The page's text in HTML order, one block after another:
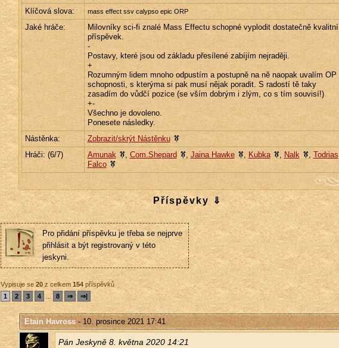
Klíčová slova:
mass effect ssv calypso epic ORP
Jaké hráče:
Milovníky sci-fi znalé Mass Effectu schopné vyplodit dostatečně kvalitní
příspěvek.
-
Postavy, které jsou od základu přesílené zabíjím nejraději.
+
Rozumným lidem mnoho odpustím a postupně na ně naopak uvalím OP
schopnosti, s kterýma si pak musí nějak poradit. S radostí tě taky
zasadím do vůdčí pozice (se vším dobrým i zlým, co s tím souvisí!)
+-
Všechno je dovoleno.
Ponesete následky.
Nástěnka:
Zobrazit/skrýt Nástěnku
Hráči: (6/7) Amunak , Com.Shepard , Jaina Hawke , Kubka , Nalk , Todrias
Falco
Příspěvky ⇓
Pro přidání příspěvku je třeba se nejprve
přihlásit a být registrovaný v této
jeskyni.
Vypisuje se20z celkem154příspěvků
1
2 3 4 8 ⇒ ⇒|
Etain Havross- 10. prosince 2021 17:41
Pán Jes­ky­ně 8. květ­na 2020 14:21